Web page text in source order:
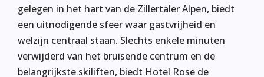
gelegen in het hart van de Zillertaler Alpen, biedt
een uitnodigende sfeer waar gastvrijheid en
welzijn centraal staan. Slechts enkele minuten
verwijderd van het bruisende centrum en de
belangrijkste skiliften, biedt Hotel Rose de